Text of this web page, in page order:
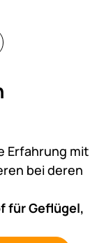
Erfahrung mit
bei deren
für Geflügel,